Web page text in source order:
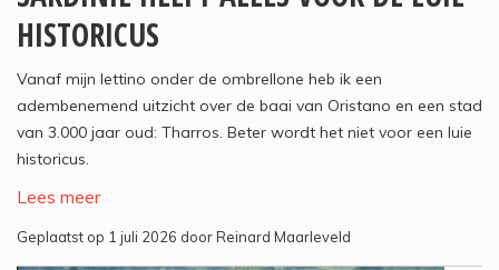
HISTORICUS
Vanaf mijn lettino onder de ombrellone heb ik een
adembenemend uitzicht over de baai van Oristano en een stad
van 3.000 jaar oud: Tharros. Beter wordt het niet voor een luie
historicus.
Lees meer
Geplaatst op 1 juli 2026 door Reinard Maarleveld